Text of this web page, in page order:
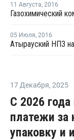
11 Августа, 2016
Газохимический
05 Июля, 2016
Атырауский НПЗ
17 Декабря, 2025
С 2026
платежи за
упаковку и